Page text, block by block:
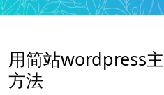
用简站wordpress
方法